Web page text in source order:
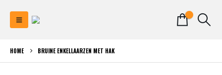
HOME BRUINE ENKELLAARZEN MET HAK